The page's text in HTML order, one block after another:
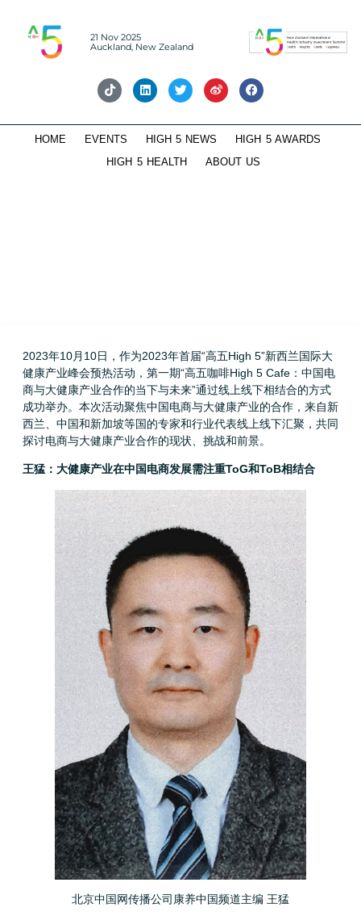
21 Nov 2025
Auckland, New Zealand
HOME EVENTS HIGH 5 NEWS
HIGH 5 AWARDS
HIGH 5 HEALTH
ABOUT US
2023年10月10日，作为2023年首届“高五High 5”新西兰国际大
健康产业峰会预热活动，第一期“高五咖啡High 5 Cafe：中国电
商与大健康产业合作的当下与未来”通过线上线下相结合的方式
成功举办。本次活动聚焦中国电商与大健康产业的合作，来自新
西兰、中国和新加坡等国的专家和行业代表线上线下汇聚，共同
探讨电商与大健康产业合作的现状、挑战和前景。
王猛：大健康产业在中国电商发展需注重ToG和ToB相结合
北京中国网传播公司康养中国频道主编 王猛